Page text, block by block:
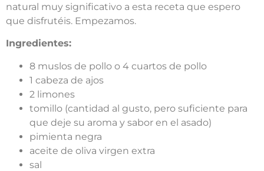
natural muy significativo a esta receta que espero
que disfrutéis. Empezamos.
Ingredientes:
8 muslos de pollo o 4 cuartos de pollo
1 cabeza de ajos
2 limones
tomillo (cantidad al gusto, pero suficiente para
que deje su aroma y sabor en el asado)
pimienta negra
aceite de oliva virgen extra
sal